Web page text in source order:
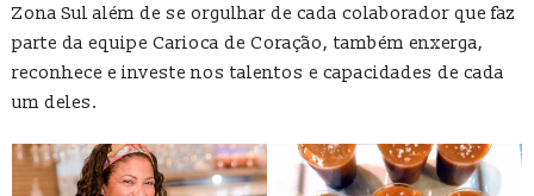
Zona Sul além de se orgulhar de cada colaborador que faz
parte da equipe Carioca de Coração, também enxerga,
reconhece e investe nos talentos e capacidades de cada
um deles.